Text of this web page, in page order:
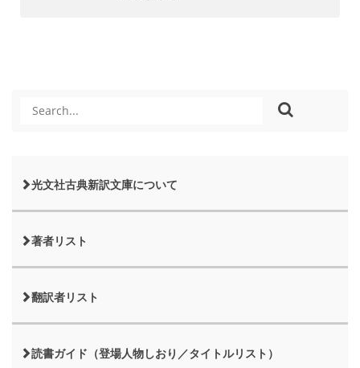
光文社古典新訳文庫について
著者リスト
翻訳者リスト
読書ガイド（登場人物しおり／タイトルリスト）